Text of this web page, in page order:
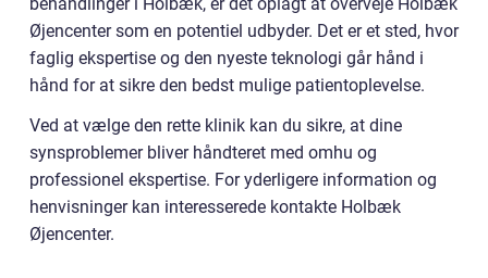
Øjencenter som en potentiel udbyder. Det er et sted, hvor
faglig ekspertise og den nyeste teknologi går hånd i
hånd for at sikre den bedst mulige patientoplevelse.
Ved at vælge den rette klinik kan du sikre, at dine
synsproblemer bliver håndteret med omhu og
professionel ekspertise. For yderligere information og
henvisninger kan interesserede kontakte Holbæk
Øjencenter.